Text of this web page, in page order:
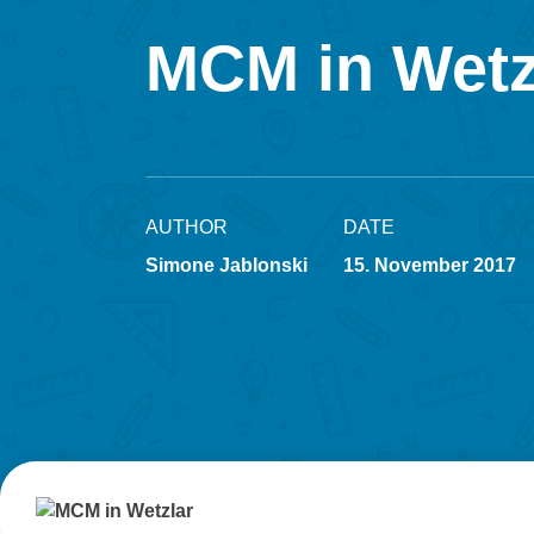
MCM in
AUTHOR
Simone Jablonski
DATE
15. November 2017